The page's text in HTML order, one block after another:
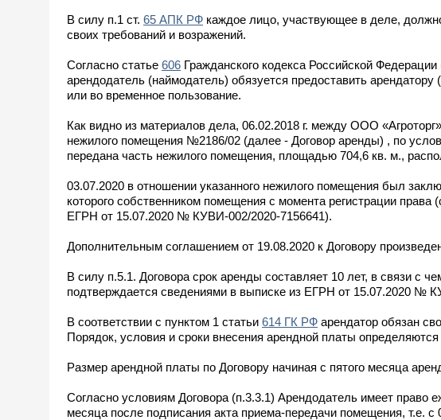
В силу п.1 ст. 65 АПК РФ каждое лицо, участвующее в деле,
своих требований и возражений.
Согласно статье 606 Гражданского кодекса Российской
арендодатель (наймодатель) обязуется предоставить
или во временное пользование.
Как видно из материалов дела, 06.02.2018 г. между ООО
нежилого помещения №2186/02 (далее - Договор аренды) , по
передана часть нежилого помещения, площадью 704,6 кв. м.,
03.07.2020 в отношении указанного нежилого помещения был
которого собственником помещения с момента регистрации
ЕГРН от 15.07.2020 № КУВИ-002/2020-7156641).
Дополнительным соглашением от 19.08.2020 к Договору
В силу п.5.1. Договора срок аренды составляет 10 лет, в связи с
подтверждается сведениями в выписке из ЕГРН от 15.07.2020 №
В соответствии с пунктом 1 статьи 614 ГК РФ арендатор обязан
Порядок, условия и сроки внесения арендной платы
Размер арендной платы по Договору начиная с пятого месяца
Согласно условиям Договора (п.3.3.1) Арендодатель имеет право
месяца после подписания акта приема-передачи помещения, т.е.